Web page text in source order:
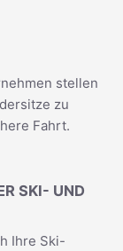
stellen
zu
Fahrt.
SKI- UND
Ihre Ski-